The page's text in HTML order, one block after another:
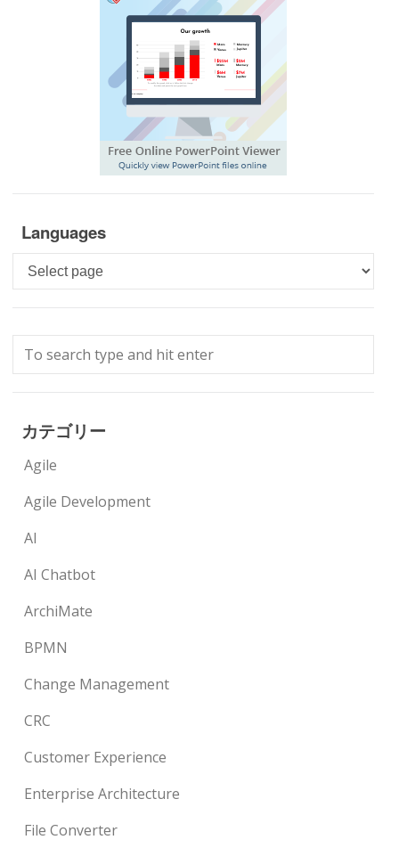
Languages
Languages
カテゴリー
Agile
Agile Development
AI
AI Chatbot
ArchiMate
BPMN
Change Management
CRC
Customer Experience
Enterprise Architecture
File Converter